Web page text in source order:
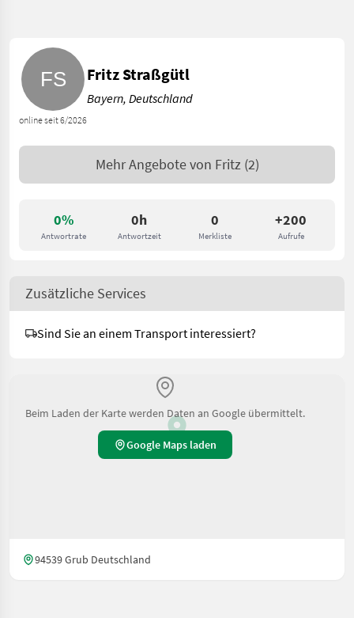
0%
Antwortrate
0h
Antwortzeit
0
Merkliste
+200
Aufrufe
online seit 6/2026
Fritz Straßgütl
Bayern, Deutschland
Mehr Angebote von Fritz (2)
Zusätzliche Services
Sind Sie an einem Transport interessiert?
Beim Laden der Karte werden Daten an Google übermittelt.
Google Maps laden
94539 Grub Deutschland